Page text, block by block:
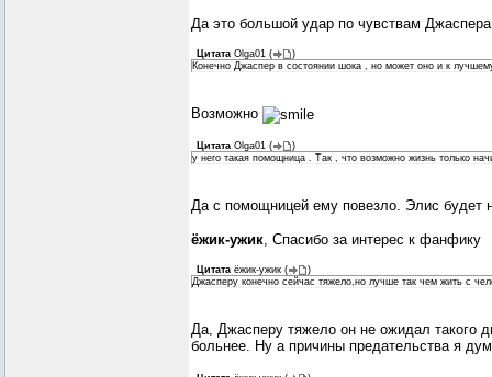
Да это большой удар по чувствам
Цитата Olga01 (
)
Конечно Джаспер в состоянии шока , но может оно и к
Возможно
Цитата Olga01 (
)
у него такая помощница . Так , что возможно жизнь только
Да с помощницей ему повезло. Элис будет
ёжик-ужик, Спасибо за интерес к фанфику
Цитата ёжик-ужик (
)
Джасперу конечно сейчас тяжело,но лучше так чем жить с
Да, Джасперу тяжело он не ожидал такого
больнее. Ну а причины предательства я